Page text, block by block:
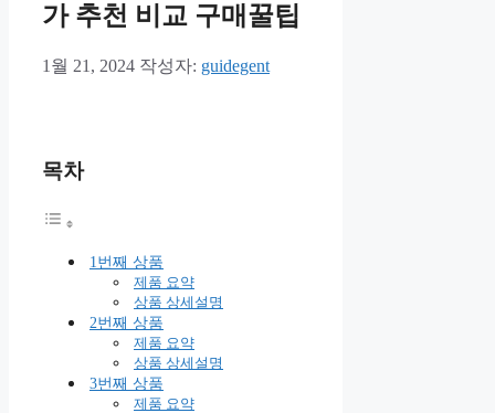
가 추천 비교 구매꿀팁
1월 21, 2024 작성자: guidegent
목차
1번째 상품
제품 요약
상품 상세설명
2번째 상품
제품 요약
상품 상세설명
3번째 상품
제품 요약